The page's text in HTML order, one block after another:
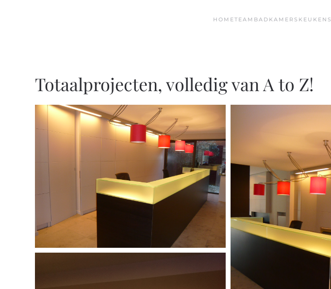
HOMETEAM BADKAMERS KEUKENS
Totaalprojecten, volledig van A to Z!